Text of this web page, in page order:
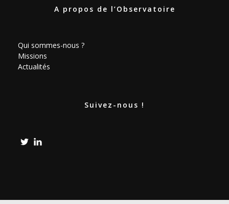
A propos de l’Observatoire
Qui sommes-nous ?
Missions
Actualités
Suivez-nous !